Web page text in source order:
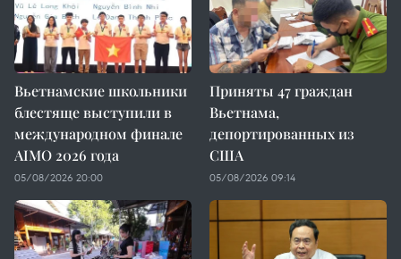
Вьетнамские школьники
блестяще выступили в
международном финале
AIMO 2026 года
05/08/2026 20:00
Приняты 47 граждан
Вьетнама,
депортированных из
США
05/08/2026 09:14